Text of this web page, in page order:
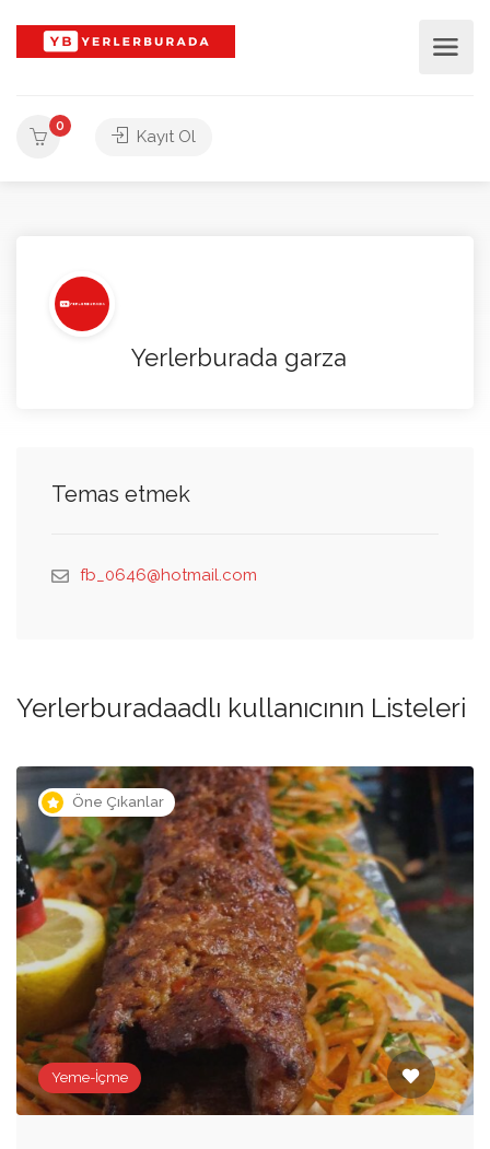
0
Kayıt Ol
Yerlerburada garza
Temas etmek
fb_0646@hotmail.com
Yerlerburadaadlı kullanıcının Listeleri
Öne Çıkanlar
Yeme-İçme